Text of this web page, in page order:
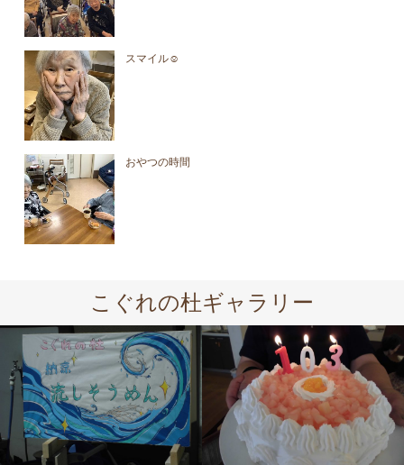
スマイル☺
おやつの時間
こぐれの杜ギャラリー